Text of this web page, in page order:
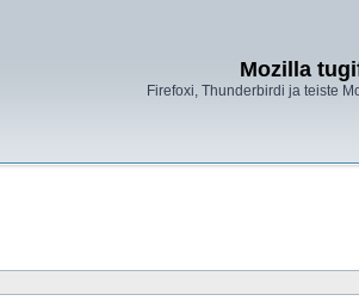
Mozilla
Firefoxi, Thunderbirdi ja teiste